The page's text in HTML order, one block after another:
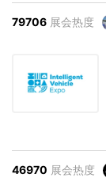
79706 展会热度
46970 展会热度